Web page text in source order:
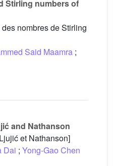
Stirling numbers of
nombres de Stirling
Said Maamra ;
and Nathanson
et Nathanson]
Dai ; Yong-Gao Chen